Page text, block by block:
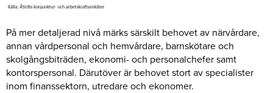
På mer detaljerad nivå märks särskilt behovet av närvårdare,
annan vårdpersonal och hemvårdare, barnskötare och
skolgångsbiträden, ekonomi- och personalchefer samt
kontorspersonal. Därutöver är behovet stort av specialister
inom finanssektorn, utredare och ekonomer.